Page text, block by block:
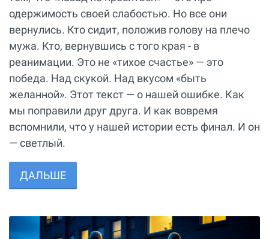
одержимость своей слабостью. Но все они
вернулись. Кто сидит, положив голову на плечо
мужа. Кто, вернувшись с того края - в
реанимации. Это не «тихое счастье» — это
победа. Над скукой. Над вкусом «быть
желанной». Этот текст — о нашей ошибке. Как
мы поправили друг друга. И как вовремя
вспомнили, что у нашей истории есть финал. И он
— светлый.
ДАЛЬШЕ